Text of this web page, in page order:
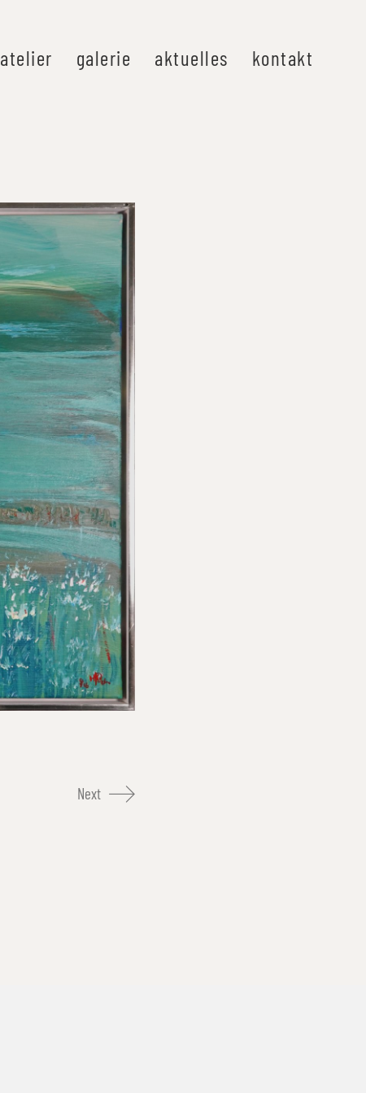
atelier galerie aktuelles kontakt
Next